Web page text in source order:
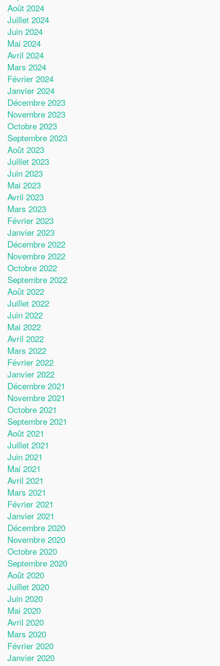
Août 2024
Juillet 2024
Juin 2024
Mai 2024
Avril 2024
Mars 2024
Février 2024
Janvier 2024
Décembre 2023
Novembre 2023
Octobre 2023
Septembre 2023
Août 2023
Juillet 2023
Juin 2023
Mai 2023
Avril 2023
Mars 2023
Février 2023
Janvier 2023
Décembre 2022
Novembre 2022
Octobre 2022
Septembre 2022
Août 2022
Juillet 2022
Juin 2022
Mai 2022
Avril 2022
Mars 2022
Février 2022
Janvier 2022
Décembre 2021
Novembre 2021
Octobre 2021
Septembre 2021
Août 2021
Juillet 2021
Juin 2021
Mai 2021
Avril 2021
Mars 2021
Février 2021
Janvier 2021
Décembre 2020
Novembre 2020
Octobre 2020
Septembre 2020
Août 2020
Juillet 2020
Juin 2020
Mai 2020
Avril 2020
Mars 2020
Février 2020
Janvier 2020